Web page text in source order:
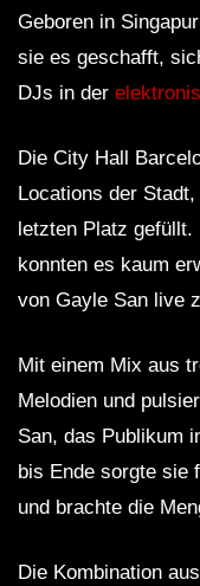
Geboren in
sie es geschafft,
DJs in der
Die City Hall
Locations der
letzten Platz
konnten es kaum
von Gayle San live
Mit einem Mix aus
Melodien und
San, das Publikum
bis Ende sorgte sie
und brachte die
Die Kombination